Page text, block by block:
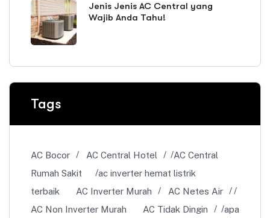
Jenis Jenis AC Central yang
Wajib Anda Tahu!
Tags
AC Bocor AC Central Hotel
AC Central
Rumah Sakit
ac inverter hemat listrik
terbaik
AC Inverter Murah
AC Netes Air
AC Non Inverter Murah
AC Tidak Dingin
apa